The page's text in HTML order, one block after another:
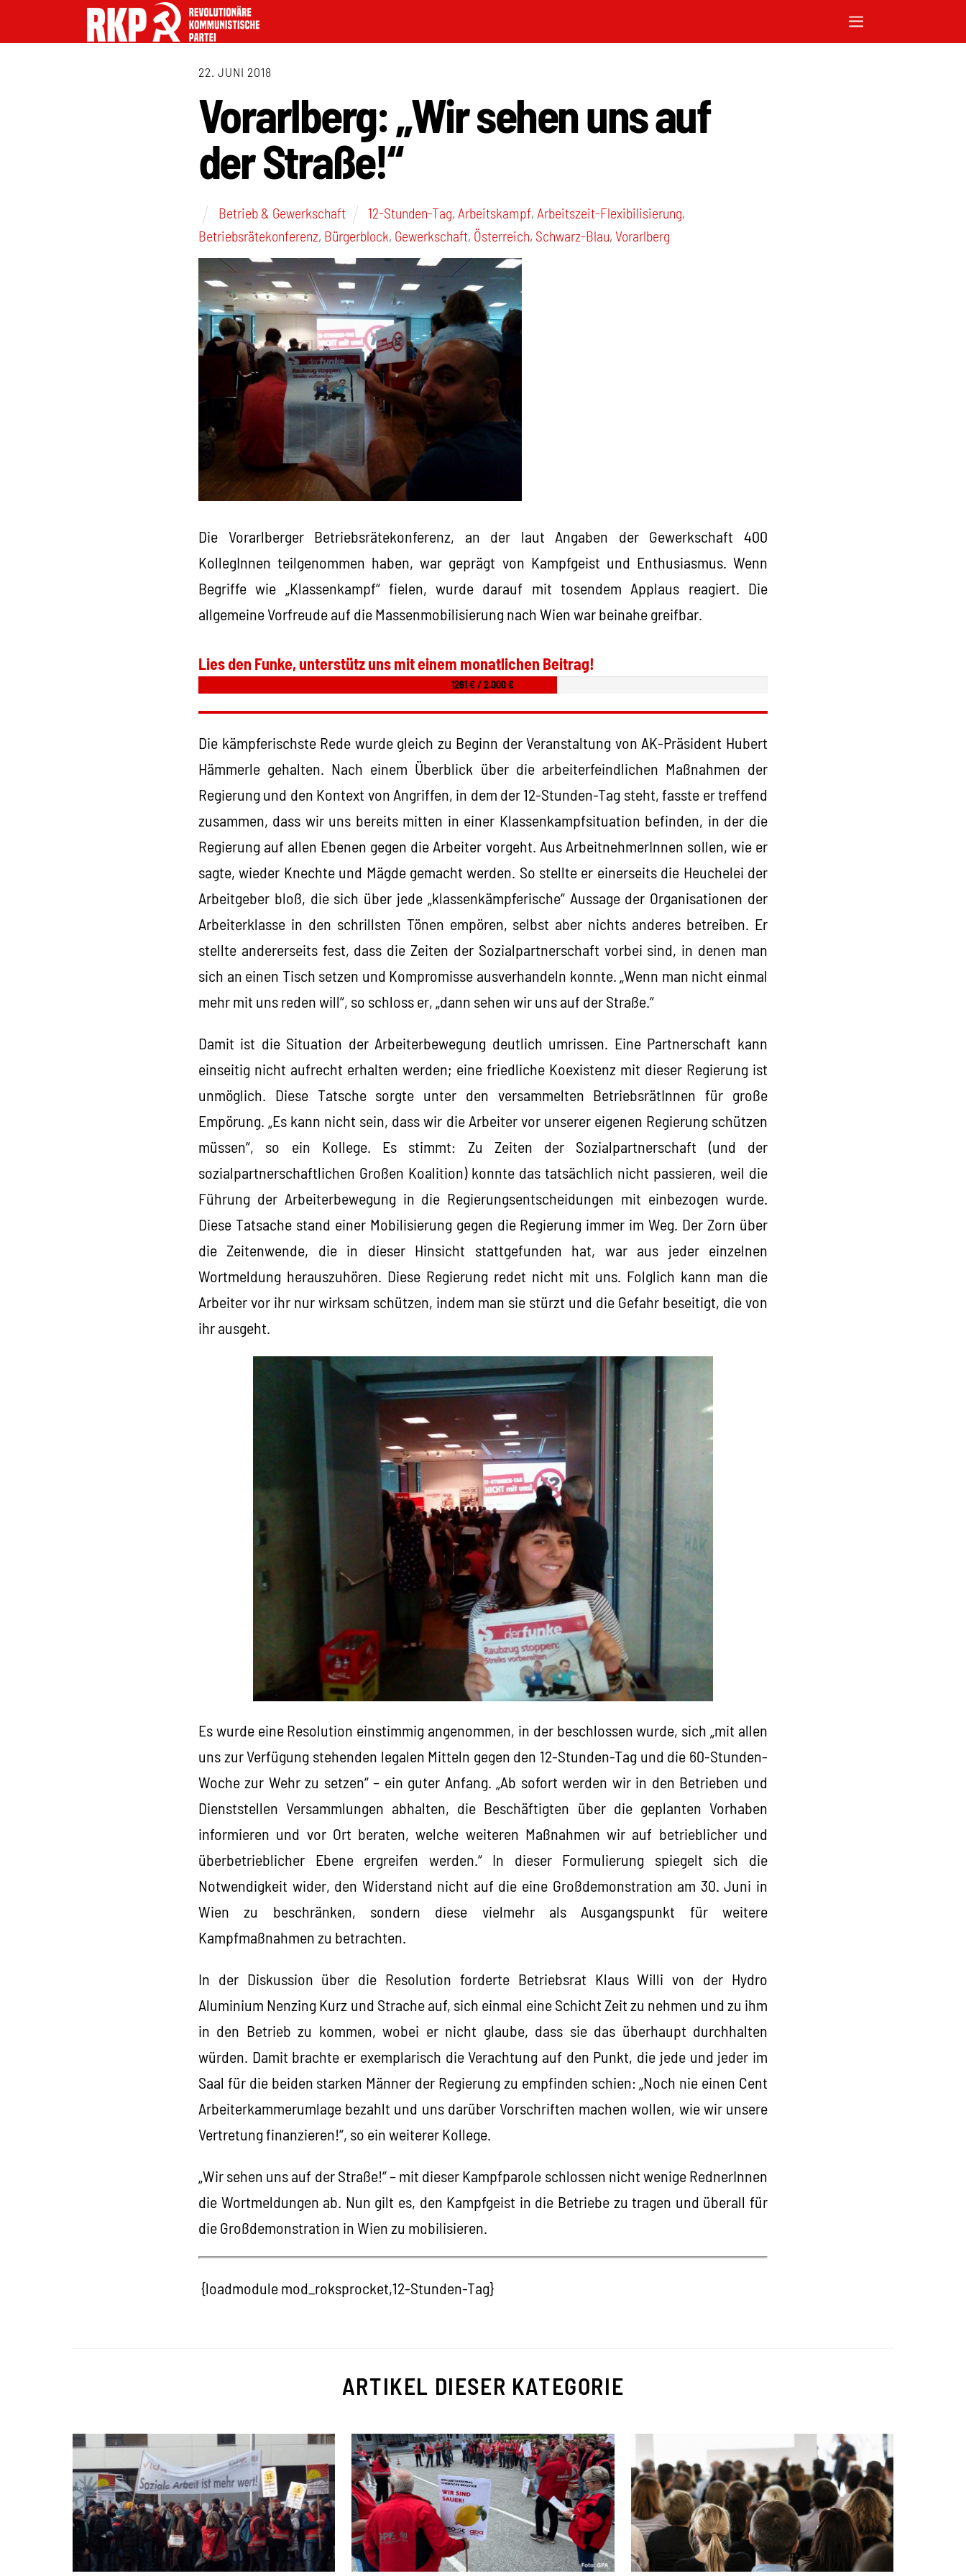
22. JUNI 2018
Vorarlberg: „Wir sehen uns auf
der Straße!“
Betrieb & Gewerkschaft 12-Stunden-Tag,Arbeitskampf,Arbeitszeit-Flexibilisierung,
Betriebsrätekonferenz, Bürgerblock, Gewerkschaft, Österreich, Schwarz-Blau, Vorarlberg
Die Vorarlberger Betriebsrätekonferenz, an der laut Angaben der Gewerkschaft 400
KollegInnen teilgenommen haben, war geprägt von Kampfgeist und Enthusiasmus. Wenn
Begriffe wie „Klassenkampf“ fielen, wurde darauf mit tosendem Applaus reagiert. Die
allgemeine Vorfreude auf die Massenmobilisierung nach Wien war beinahe greifbar.
Lies den Funke, unterstütz uns mit einem monatlichen Beitrag!
1261 € / 2.000 €
Die kämpferischste Rede wurde gleich zu Beginn der Veranstaltung von AK-Präsident Hubert
Hämmerle gehalten. Nach einem Überblick über die arbeiterfeindlichen Maßnahmen der
Regierung und den Kontext von Angriffen, in dem der 12-Stunden-Tag steht, fasste er treffend
zusammen, dass wir uns bereits mitten in einer Klassenkampfsituation befinden, in der die
Regierung auf allen Ebenen gegen die Arbeiter vorgeht. Aus ArbeitnehmerInnen sollen, wie er
sagte, wieder Knechte und Mägde gemacht werden. So stellte er einerseits die Heuchelei der
Arbeitgeber bloß, die sich über jede „klassenkämpferische“ Aussage der Organisationen der
Arbeiterklasse in den schrillsten Tönen empören, selbst aber nichts anderes betreiben. Er
stellte andererseits fest, dass die Zeiten der Sozialpartnerschaft vorbei sind, in denen man
sich an einen Tisch setzen und Kompromisse ausverhandeln konnte. „Wenn man nicht einmal
mehr mit uns reden will“, so schloss er, „dann sehen wir uns auf der Straße.“
Damit ist die Situation der Arbeiterbewegung deutlich umrissen. Eine Partnerschaft kann
einseitig nicht aufrecht erhalten werden; eine friedliche Koexistenz mit dieser Regierung ist
unmöglich. Diese Tatsche sorgte unter den versammelten BetriebsrätInnen für große
Empörung. „Es kann nicht sein, dass wir die Arbeiter vor unserer eigenen Regierung schützen
müssen“, so ein Kollege. Es stimmt: Zu Zeiten der Sozialpartnerschaft (und der
sozialpartnerschaftlichen Großen Koalition) konnte das tatsächlich nicht passieren, weil die
Führung der Arbeiterbewegung in die Regierungsentscheidungen mit einbezogen wurde.
Diese Tatsache stand einer Mobilisierung gegen die Regierung immer im Weg. Der Zorn über
die Zeitenwende, die in dieser Hinsicht stattgefunden hat, war aus jeder einzelnen
Wortmeldung herauszuhören. Diese Regierung redet nicht mit uns. Folglich kann man die
Arbeiter vor ihr nur wirksam schützen, indem man sie stürzt und die Gefahr beseitigt, die von
ihr ausgeht.
Es wurde eine Resolution einstimmig angenommen, in der beschlossen wurde, sich „mit allen
uns zur Verfügung stehenden legalen Mitteln gegen den 12-Stunden-Tag und die 60-Stunden-
Woche zur Wehr zu setzen“ – ein guter Anfang. „Ab sofort werden wir in den Betrieben und
Dienststellen Versammlungen abhalten, die Beschäftigten über die geplanten Vorhaben
informieren und vor Ort beraten, welche weiteren Maßnahmen wir auf betrieblicher und
überbetrieblicher Ebene ergreifen werden.“ In dieser Formulierung spiegelt sich die
Notwendigkeit wider, den Widerstand nicht auf die eine Großdemonstration am 30. Juni in
Wien zu beschränken, sondern diese vielmehr als Ausgangspunkt für weitere
Kampfmaßnahmen zu betrachten.
In der Diskussion über die Resolution forderte Betriebsrat Klaus Willi von der Hydro
Aluminium Nenzing Kurz und Strache auf, sich einmal eine Schicht Zeit zu nehmen und zu ihm
in den Betrieb zu kommen, wobei er nicht glaube, dass sie das überhaupt durchhalten
würden. Damit brachte er exemplarisch die Verachtung auf den Punkt, die jede und jeder im
Saal für die beiden starken Männer der Regierung zu empfinden schien: „Noch nie einen Cent
Arbeiterkammerumlage bezahlt und uns darüber Vorschriften machen wollen, wie wir unsere
Vertretung finanzieren!“, so ein weiterer Kollege.
„Wir sehen uns auf der Straße!“ – mit dieser Kampfparole schlossen nicht wenige RednerInnen
die Wortmeldungen ab. Nun gilt es, den Kampfgeist in die Betriebe zu tragen und überall für
die Großdemonstration in Wien zu mobilisieren.
{loadmodule mod_roksprocket,12-Stunden-Tag}
ARTIKEL DIESER KATEGORIE